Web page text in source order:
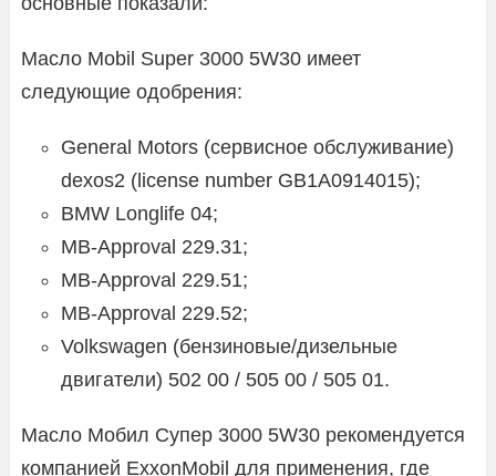
Масло Mobil Super 3000 5W30 имеет
следующие одобрения:
General Motors (сервисное обслуживание)
dexos2 (license number GB1A0914015);
BMW Longlife 04;
MB-Approval 229.31;
MB-Approval 229.51;
MB-Approval 229.52;
Volkswagen (бензиновые/дизельные
двигатели) 502 00 / 505 00 / 505 01.
Масло Мобил Супер 3000 5W30 рекомендуется
компанией ExxonMobil для применения, где